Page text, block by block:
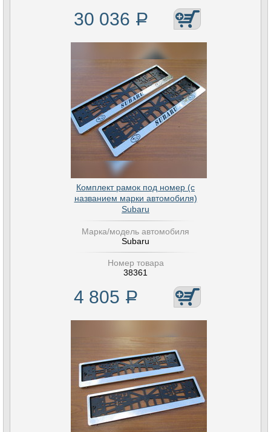
30 036 Р
Комплект рамок под номер (с
названием марки автомобиля)
Subaru
Марка/модель автомобиля
Subaru
Номер товара
38361
4 805 Р